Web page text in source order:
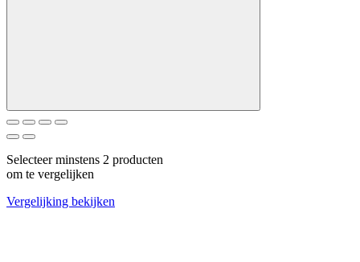
Selecteer minstens 2 producten
om te vergelijken
Vergelijking bekijken